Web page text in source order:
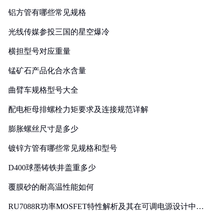
铝方管有哪些常见规格
光线传媒参投三国的星空爆冷
横担型号对应重量
锰矿石产品化合水含量
曲臂车规格型号大全
配电柜母排螺栓力矩要求及连接规范详解
膨胀螺丝尺寸是多少
镀锌方管有哪些常见规格和型号
D400球墨铸铁井盖重多少
覆膜砂的耐高温性能如何
RU7088R功率MOSFET特性解析及其在可调电源设计中的